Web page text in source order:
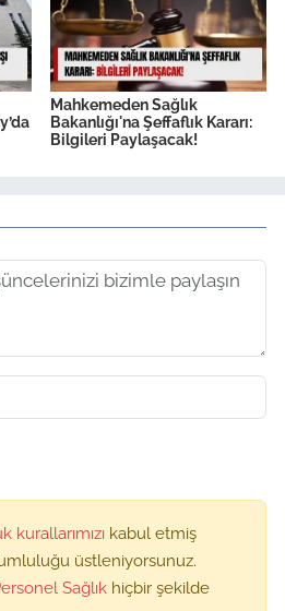
Mahkemeden Sağlık
Bakanlığı'na Şeffaflık Kararı:
Bilgileri Paylaşacak!
kurallarımızı kabul etmiş
üstleniyorsunuz.
Sağlık hiçbir şekilde